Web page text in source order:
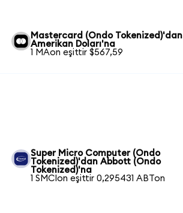
Mastercard (Ondo Tokenized)'dan
Amerikan Doları'na
1 MAon eşittir $567,59
Super Micro Computer (Ondo
Tokenized)'dan Abbott (Ondo
Tokenized)'na
1 SMCIon eşittir 0,295431 ABTon